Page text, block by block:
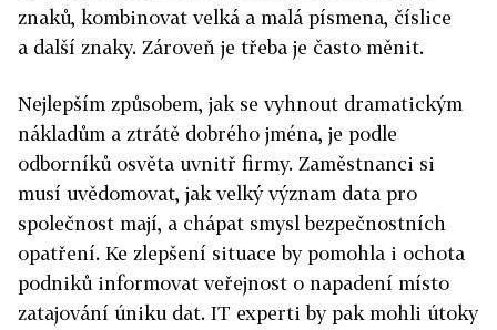
znaků, kombinovat velká a malá písmena, číslice
a další znaky. Zároveň je třeba je často měnit.
Nejlepším způsobem, jak se vyhnout dramatickým
nákladům a ztrátě dobrého jména, je podle
odborníků osvěta uvnitř firmy. Zaměstnanci si
musí uvědomovat, jak velký význam data pro
společnost mají, a chápat smysl bezpečnostních
opatření. Ke zlepšení situace by pomohla i ochota
podniků informovat veřejnost o napadení místo
zatajování úniku dat. IT experti by pak mohli útoky